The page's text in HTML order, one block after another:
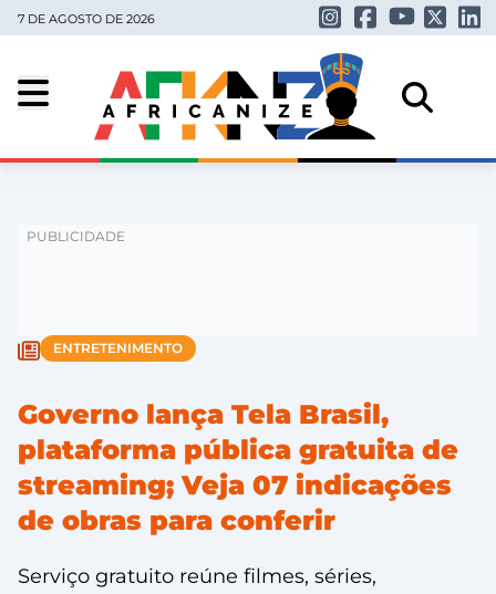
7 DE AGOSTO DE 2026
ENTRETENIMENTO
Governo lança Tela Brasil,
plataforma pública gratuita de
streaming; Veja 07 indicações
de obras para conferir
Serviço gratuito reúne filmes, séries,